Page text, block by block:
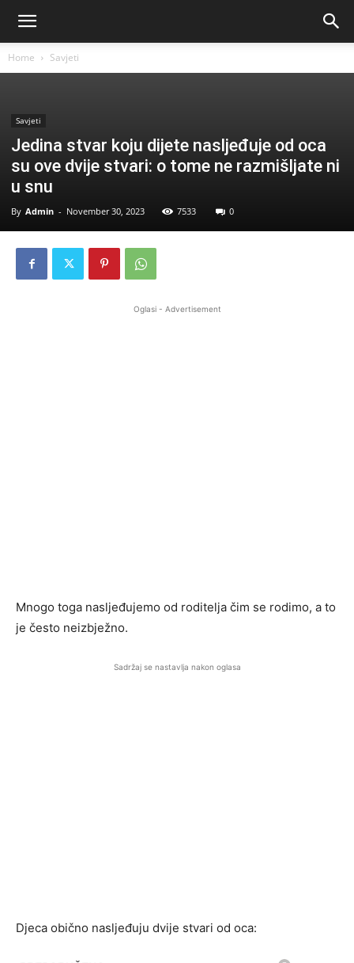
Home Savjeti
Savjeti
Jedina stvar koju dijete nasljeđuje od oca
su ove dvije stvari: o tome ne razmišljate ni
u snu
By Admin - November 30, 2023 7533 0
Oglasi - Advertisement
Mnogo toga nasljeđujemo od roditelja čim se rodimo, a to
je često neizbježno.
Sadržaj se nastavlja nakon oglasa
Djeca obično nasljeđuju dvije stvari od oca: